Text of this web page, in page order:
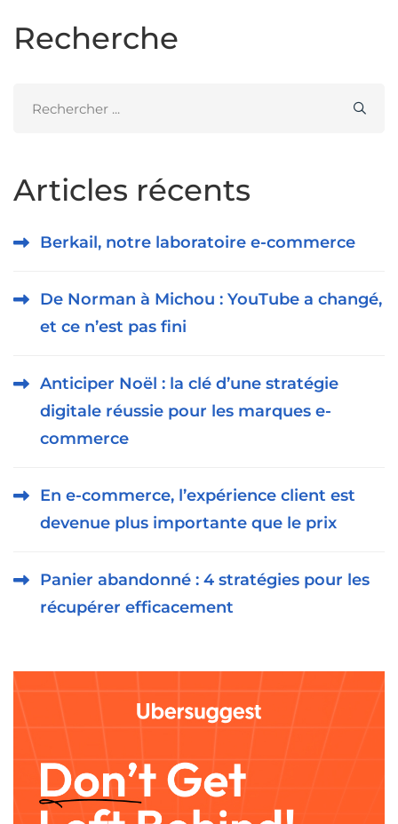
Recherche
Articles récents
Berkail, notre laboratoire e-commerce
De Norman à Michou : YouTube a changé,
et ce n’est pas fini
Anticiper Noël : la clé d’une stratégie
digitale réussie pour les marques e-
commerce
En e-commerce, l’expérience client est
devenue plus importante que le prix
Panier abandonné : 4 stratégies pour les
récupérer efficacement